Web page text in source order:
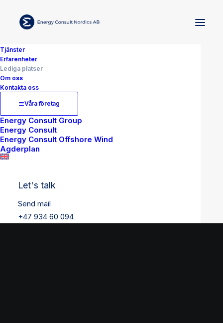
Tjänster
Erfarenheter
Lediga platser
Om oss
Kontakta oss
Våra företag
Energy Consult Group
Energy Consult
Energy Consult Offshore Wind
Agderplan
Let's talk
Send mail
+47 934 60 094